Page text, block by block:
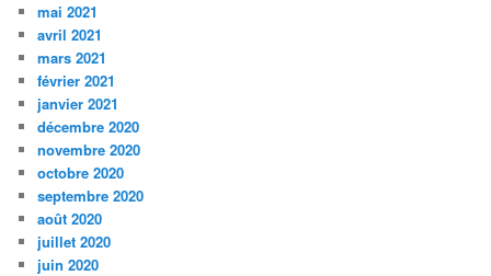
mai 2021
avril 2021
mars 2021
février 2021
janvier 2021
décembre 2020
novembre 2020
octobre 2020
septembre 2020
août 2020
juillet 2020
juin 2020